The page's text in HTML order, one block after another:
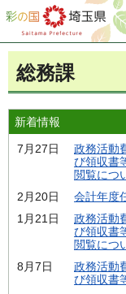
彩の国 埼玉県
総務課
新着情報
7月27日
政務活動
び領収書
閲覧につ
2月20日
会計年度
1月21日
政務活動
び領収書
閲覧につ
8月7日
政務活動
び領収書